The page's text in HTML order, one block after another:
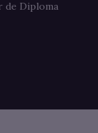
de Diploma